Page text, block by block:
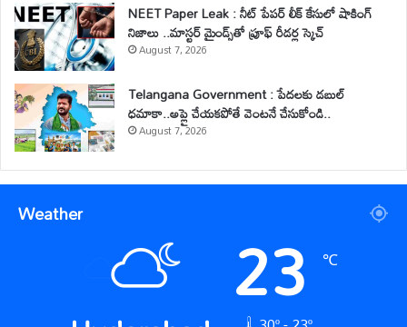
NEET Paper Leak : నీట్ పేపర్ లీక్ కేసులో షాకింగ్
నిజాలు ..మాస్టర్ మైండ్స్‌తో ప్రూఫ్ రీడర్ల స్కెచ్
August 7, 2026
Telangana Government : పేదలకు డబుల్
ధమాకా..అప్లై చేయకపోతే వెంటనే చేసుకోండి..
August 7, 2026
Weather 23 ℃